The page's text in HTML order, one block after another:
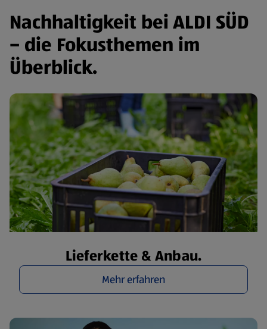
Nachhaltigkeit bei ALDI SÜD
– die Fokusthemen im
Überblick.
Lieferkette & Anbau.
Mehr erfahren